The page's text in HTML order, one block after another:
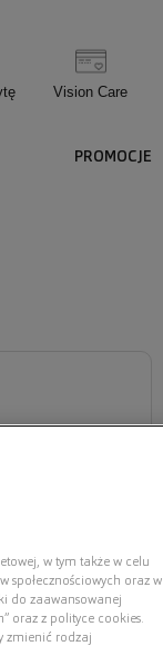
Vision Care
PROMOCJE
w tym także w celu
społecznościowych oraz w
do zaawansowanej
oraz z polityce cookies.
zmienić rodzaj